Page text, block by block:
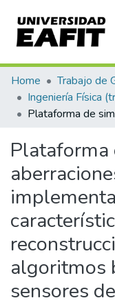
Communities &
All of DSpace
Home Trabajo de
Plataforma
algoritmos
sensores